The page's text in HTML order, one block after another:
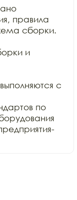
правила
сборки.
и
с
по